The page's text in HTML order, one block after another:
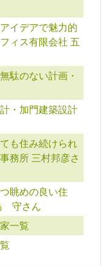
イデアで魅力的
ィス有限会社 五
駄のない計画・
・加門建築設計
も住み続けられ
務所 三村邦彦さ
眺めの良い住
守さん
一覧